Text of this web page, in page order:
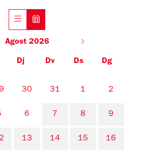
Agost 2026
Dj Dv Ds Dg
aquest mes
30 31 1 2
6 7 8 9
13 14 15 16